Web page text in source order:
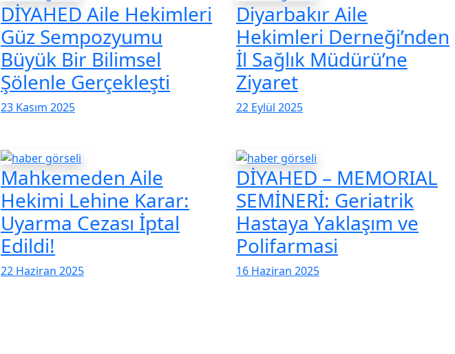
DİYAHED Aile Hekimleri
Güz Sempozyumu
Büyük Bir Bilimsel
Şölenle Gerçekleşti
23 Kasım 2025
Diyarbakır Aile
Hekimleri Derneği’nden
İl Sağlık Müdürü’ne
Ziyaret
22 Eylül 2025
Mahkemeden Aile
Hekimi Lehine Karar:
Uyarma Cezası İptal
Edildi!
22 Haziran 2025
DİYAHED – MEMORIAL
SEMİNERİ: Geriatrik
Hastaya Yaklaşım ve
Polifarmasi
16 Haziran 2025